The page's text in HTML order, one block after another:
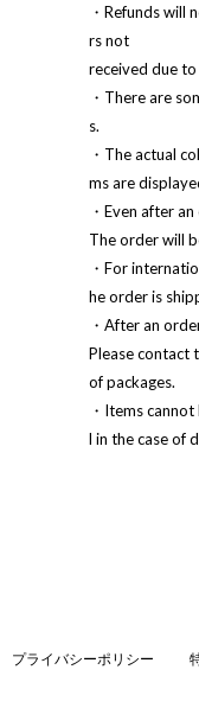
・Refunds will
rs not
received due
・There are
s.
・The actual
ms are
・Even after
The order will
・For
he order is
・After an
Please contact
of packages.
・Items
l in the case of
プライバシーポリシー